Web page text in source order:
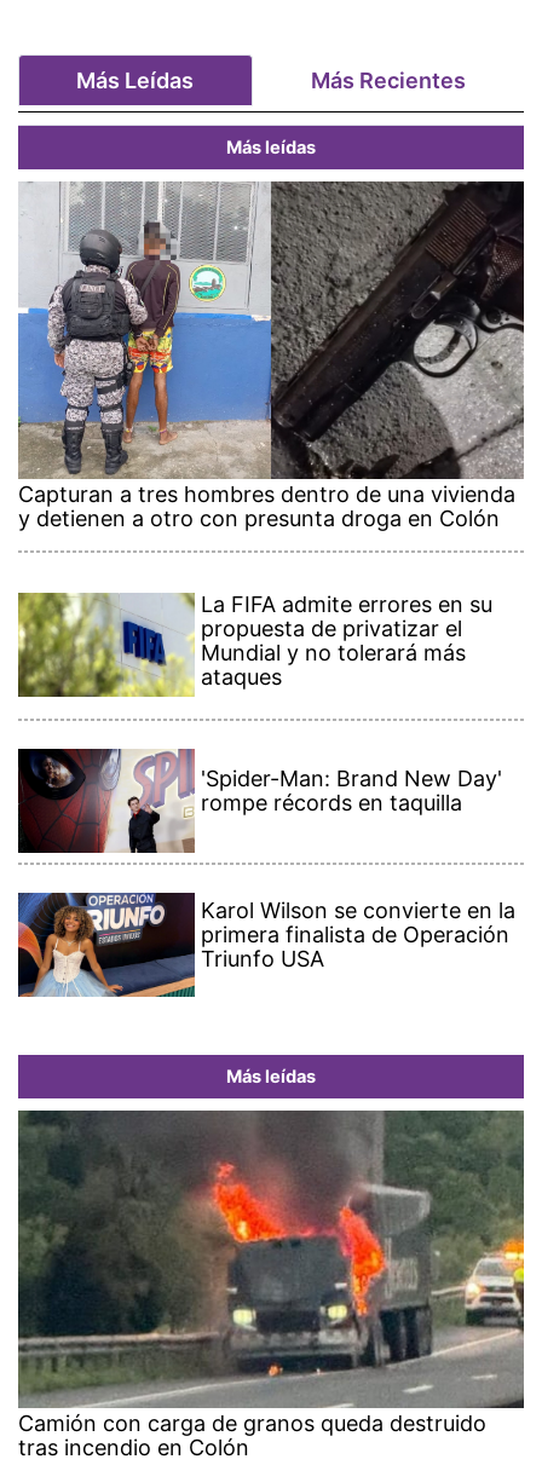
Más Leídas Más Recientes
Más leídas
Capturan a tres hombres dentro de una vivienda
y detienen a otro con presunta droga en Colón
La FIFA admite errores en su
propuesta de privatizar el
Mundial y no tolerará más
ataques
'Spider-Man: Brand New Day'
rompe récords en taquilla
Karol Wilson se convierte en la
primera finalista de Operación
Triunfo USA
Más leídas
Camión con carga de granos queda destruido
tras incendio en Colón